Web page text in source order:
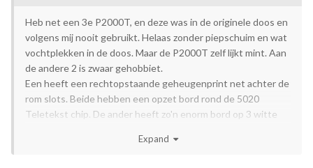
Heb net een 3e P2000T, en deze was in de originele doos en
volgens mij nooit gebruikt. Helaas zonder piepschuim en wat
vochtplekken in de doos. Maar de P2000T zelf lijkt mint. Aan
de andere 2 is zwaar gehobbiet.
Een heeft een rechtopstaande geheugenprint net achter de
rom slots. Beide hebben een opzet bord rond de 5020
Teletekst chip. De ander heeft zo'n enorm bord op 3 witte
Expand